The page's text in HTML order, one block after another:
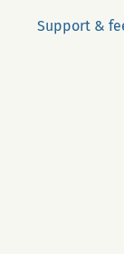
Support &